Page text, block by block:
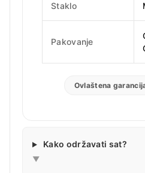
Staklo
Pakovanje
Ovlaštena
Kako održavati sat?
▼